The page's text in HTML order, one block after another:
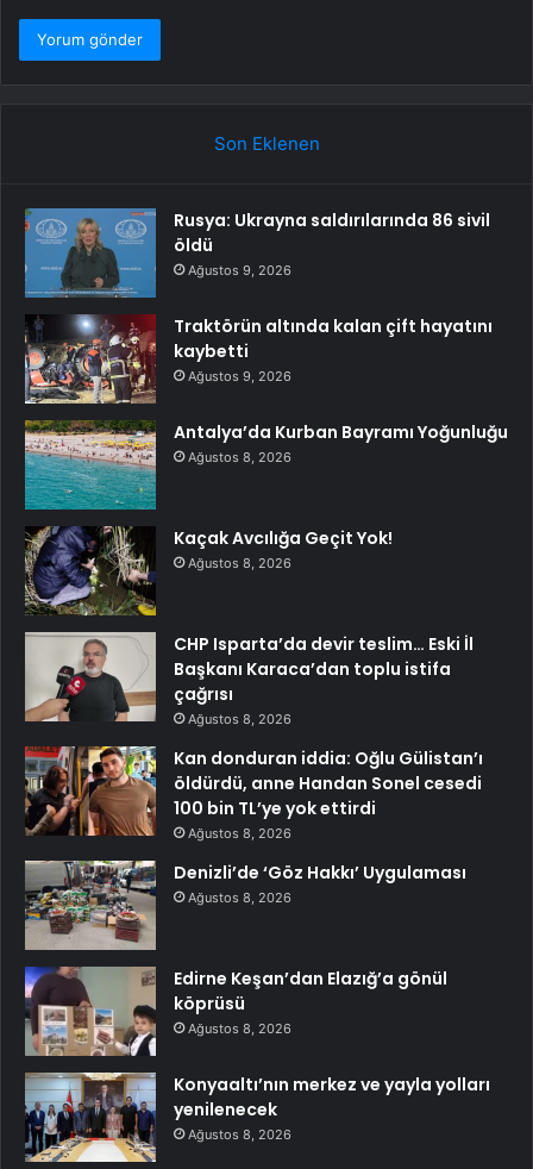
Son Eklenen
Rusya: Ukrayna saldırılarında 86 sivil
öldü
Ağustos 9, 2026
Traktörün altında kalan çift hayatını
kaybetti
Ağustos 9, 2026
Antalya’da Kurban Bayramı Yoğunluğu
Ağustos 8, 2026
Kaçak Avcılığa Geçit Yok!
Ağustos 8, 2026
CHP Isparta’da devir teslim… Eski İl
Başkanı Karaca’dan toplu istifa
çağrısı
Ağustos 8, 2026
Kan donduran iddia: Oğlu Gülistan’ı
öldürdü, anne Handan Sonel cesedi
100 bin TL’ye yok ettirdi
Ağustos 8, 2026
Denizli’de ‘Göz Hakkı’ Uygulaması
Ağustos 8, 2026
Edirne Keşan’dan Elazığ’a gönül
köprüsü
Ağustos 8, 2026
Konyaaltı’nın merkez ve yayla yolları
yenilenecek
Ağustos 8, 2026